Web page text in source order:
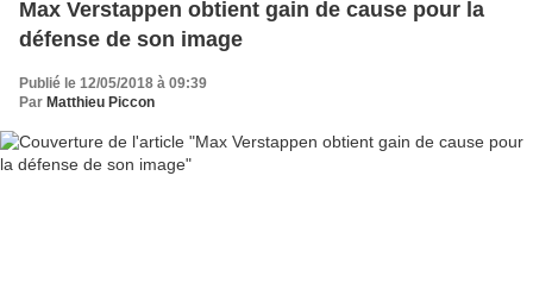
Max Verstappen obtient gain de cause pour la
défense de son image
Publié le 12/05/2018 à 09:39
Par Matthieu Piccon